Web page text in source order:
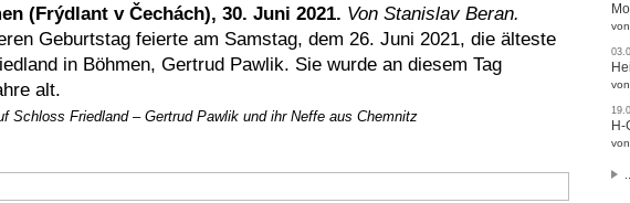
(Frýdlant v Čechách), 30. Juni 2021. Von Stanislav Beran.
Geburtstag feierte am Samstag, dem 26. Juni 2021, die älteste
in Böhmen, Gertrud Pawlik. Sie wurde an diesem Tag
alt.
Schloss Friedland – Gertrud Pawlik und ihr Neffe aus Chemnitz
H-